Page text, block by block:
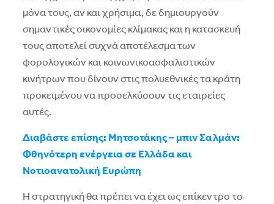
μόνα τους, αν και χρήσιμα, δε δημιουργούν
σημαντικές οικονομίες κλίμακας και η κατασκευή
τους αποτελεί συχνά αποτέλεσμα των
φορολογικών και κοινωνικοασφαλιστικών
κινήτρων που δίνουν στις πολυεθνικές τα κράτη
προκειμένου να προσελκύσουν τις εταιρείες
αυτές.
Διαβάστε επίσης: Μητσοτάκης – μπιν Σαλμάν:
Φθηνότερη ενέργεια σε Ελλάδα και
Νοτιοανατολική Ευρώπη
Η στρατηγική θα πρέπει να έχει ως επίκεντρο το